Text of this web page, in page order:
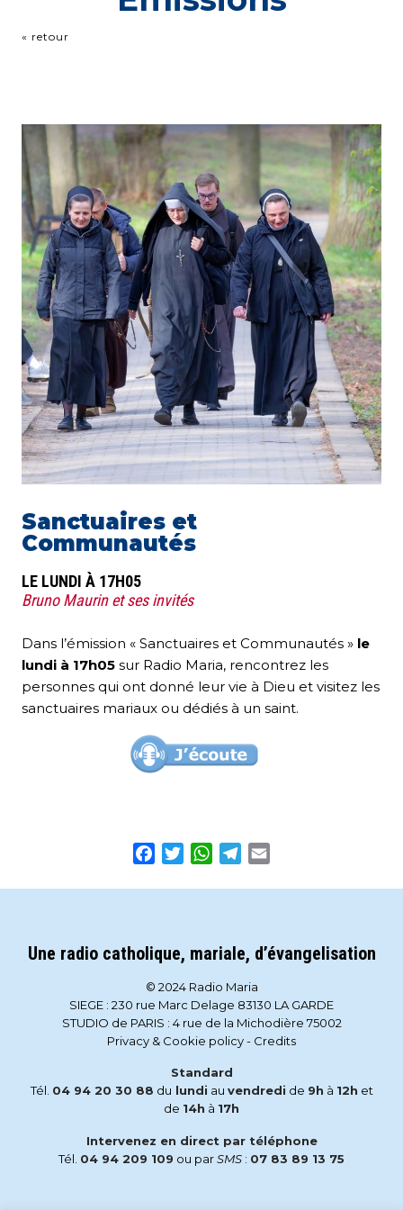
« retour
Sanctuaires et
Communautés
LE LUNDI À 17H05
Bruno Maurin et ses invités
Dans l’émission « Sanctuaires et Communautés » le
lundi à 17h05 sur Radio Maria, rencontrez les
personnes qui ont donné leur vie à Dieu et visitez les
sanctuaires mariaux ou dédiés à un saint.
Facebook
TwitterWhatsApp
Telegram
Une radio catholique, mariale, d’évangelisation
© 2024 Radio Maria
SIEGE : 230 rue Marc Delage 83130 LA GARDE
STUDIO de PARIS : 4 rue de la Michodière 75002
Privacy & Cookie policy- Credits
Standard
Tél. 04 94 20 30 88 du lundi au vendredi de 9h à 12h et
de 14h à 17h
Intervenez en direct par téléphone
Tél. 04 94 209 109 ou parSMS : 07 83 89 13 75